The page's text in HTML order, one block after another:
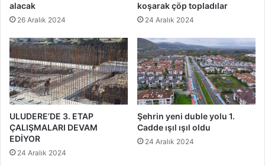
alacak
26 Aralık 2024
koşarak çöp topladılar
24 Aralık 2024
ULUDERE’DE 3. ETAP
ÇALIŞMALARI DEVAM
EDİYOR
24 Aralık 2024
Şehrin yeni duble yolu 1.
Cadde ışıl ışıl oldu
24 Aralık 2024